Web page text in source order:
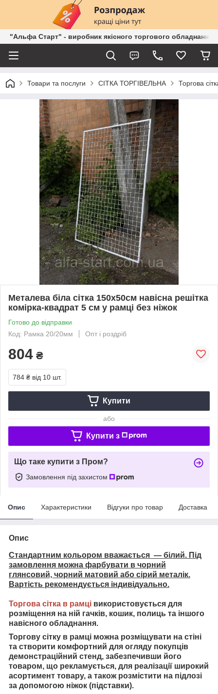
"Альфа Старт" - виробник якісного торгового обладнання
Товари та послуги СІТКА ТОРГІВЕЛЬНА Торгова
Металева біла сітка 150х50см навісна решітка
комірка-квадрат 5 см у рамці без ніжок
Готово до відправки
Код: Рамка 20/20мм
Опт і роздріб
804 ₴
784 ₴ від 10 шт.
Купити
або
Купити з
Що таке купити з Пром?
Замовлення під захистом
Опис Характеристики Відгуки про товар Доставка
Опис
Стандартним кольором вважається — білий. Під
замовлення можна фарбувати в чорний
глянсовий, чорний матовий або сірий металік.
Вартість рекомендується індивідуально.
Торгова сітка в рамці використовується для
розміщення на ній гачків, кошик, полиць та іншого
навісного обладнання.
Торгову сітку в рамці можна розміщувати на стіні
та створити комфортний для огляду покупців
демонстраційний стенд, забезпечивши його
товаром, що рекламується, для реалізації широкий
асортимент товару, а також розмістити на підлозі
за допомогою ніжок (підставки).